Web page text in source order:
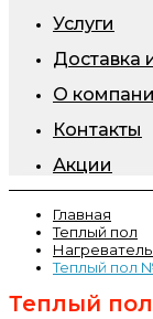
Услуги
Доставка
О
Контакты
Акции
Главная
Теплый пол
Теплый пол
Теплый